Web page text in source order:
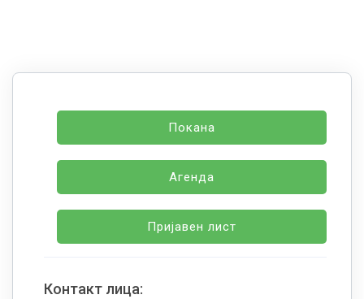
Покана
Агенда
Пријавен лист
Контакт лица: